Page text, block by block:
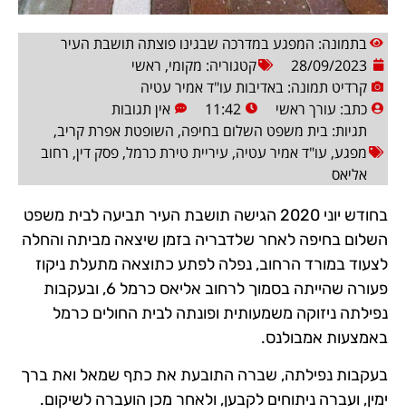
בתמונה: המפגע במדרכה שבגינו פוצתה תושבת העיר
28/09/2023
קטגוריה: מקומי, ראשי
קרדיט תמונה: באדיבות עו"ד אמיר עטיה
כתב: עורך ראשי 11:42
אין תגובות
תגיות: בית משפט השלום בחיפה, השופטת אפרת קריב,
מפגע, עו"ד אמיר עטיה, עיריית טירת כרמל, פסק דין, רחוב
אליאס
בחודש יוני 2020 הגישה תושבת העיר תביעה לבית משפט
השלום בחיפה לאחר שלדבריה בזמן שיצאה מביתה והחלה
לצעוד במורד הרחוב, נפלה לפתע כתוצאה מתעלת ניקוז
פעורה שהייתה בסמוך לרחוב אליאס כרמל 6, ובעקבות
נפילתה ניזוקה משמעותית ופונתה לבית החולים כרמל
באמצעות אמבולנס.
בעקבות נפילתה, שברה התובעת את כתף שמאל ואת ברך
ימין, ועברה ניתוחים לקבען, ולאחר מכן הועברה לשיקום.